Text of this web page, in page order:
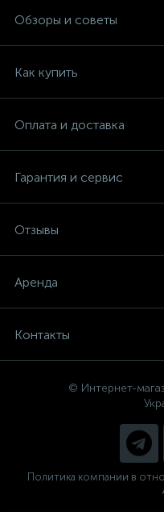
Обзоры и советы
Как купить
Оплата и доставка
Гарантия и сервис
Отзывы
Аренда
Контакты
© Интернет-
Политика компании в